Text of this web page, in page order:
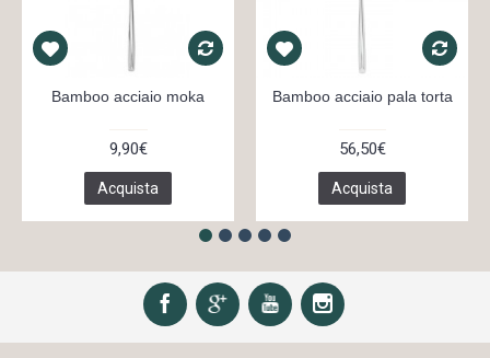
Bamboo acciaio moka
9,90€
Acquista
Bamboo acciaio pala torta
56,50€
Acquista